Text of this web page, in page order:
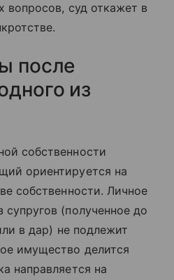
вопросов, суд откажет в
после
из
собственности
ориентируется на
собственности. Личное
(полученное до
в дар) не подлежит
имущество делится
направляется на